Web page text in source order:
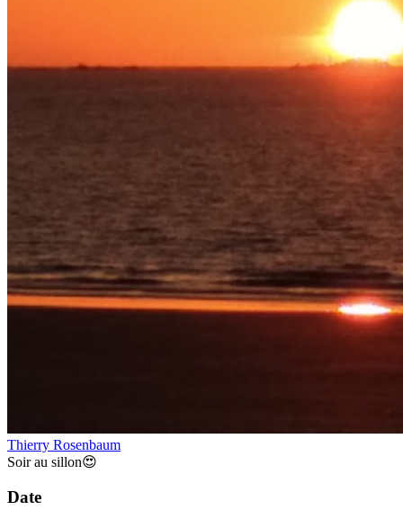
Thierry Rosenbaum
Soir au sillon😍
Date